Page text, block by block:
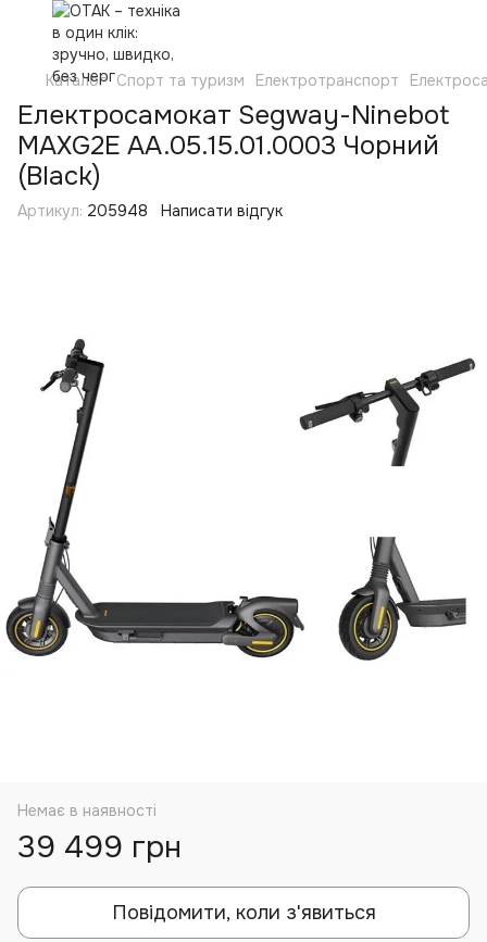
Каталог Спорт та туризм Електротранспорт
Електросамокат Segway-Ninebot
MAXG2E AA.05.15.01.0003 Чорний
(Black)
Артикул: 205948 Написати відгук
Немає в наявності
39 499 грн
Повідомити, коли з'явиться